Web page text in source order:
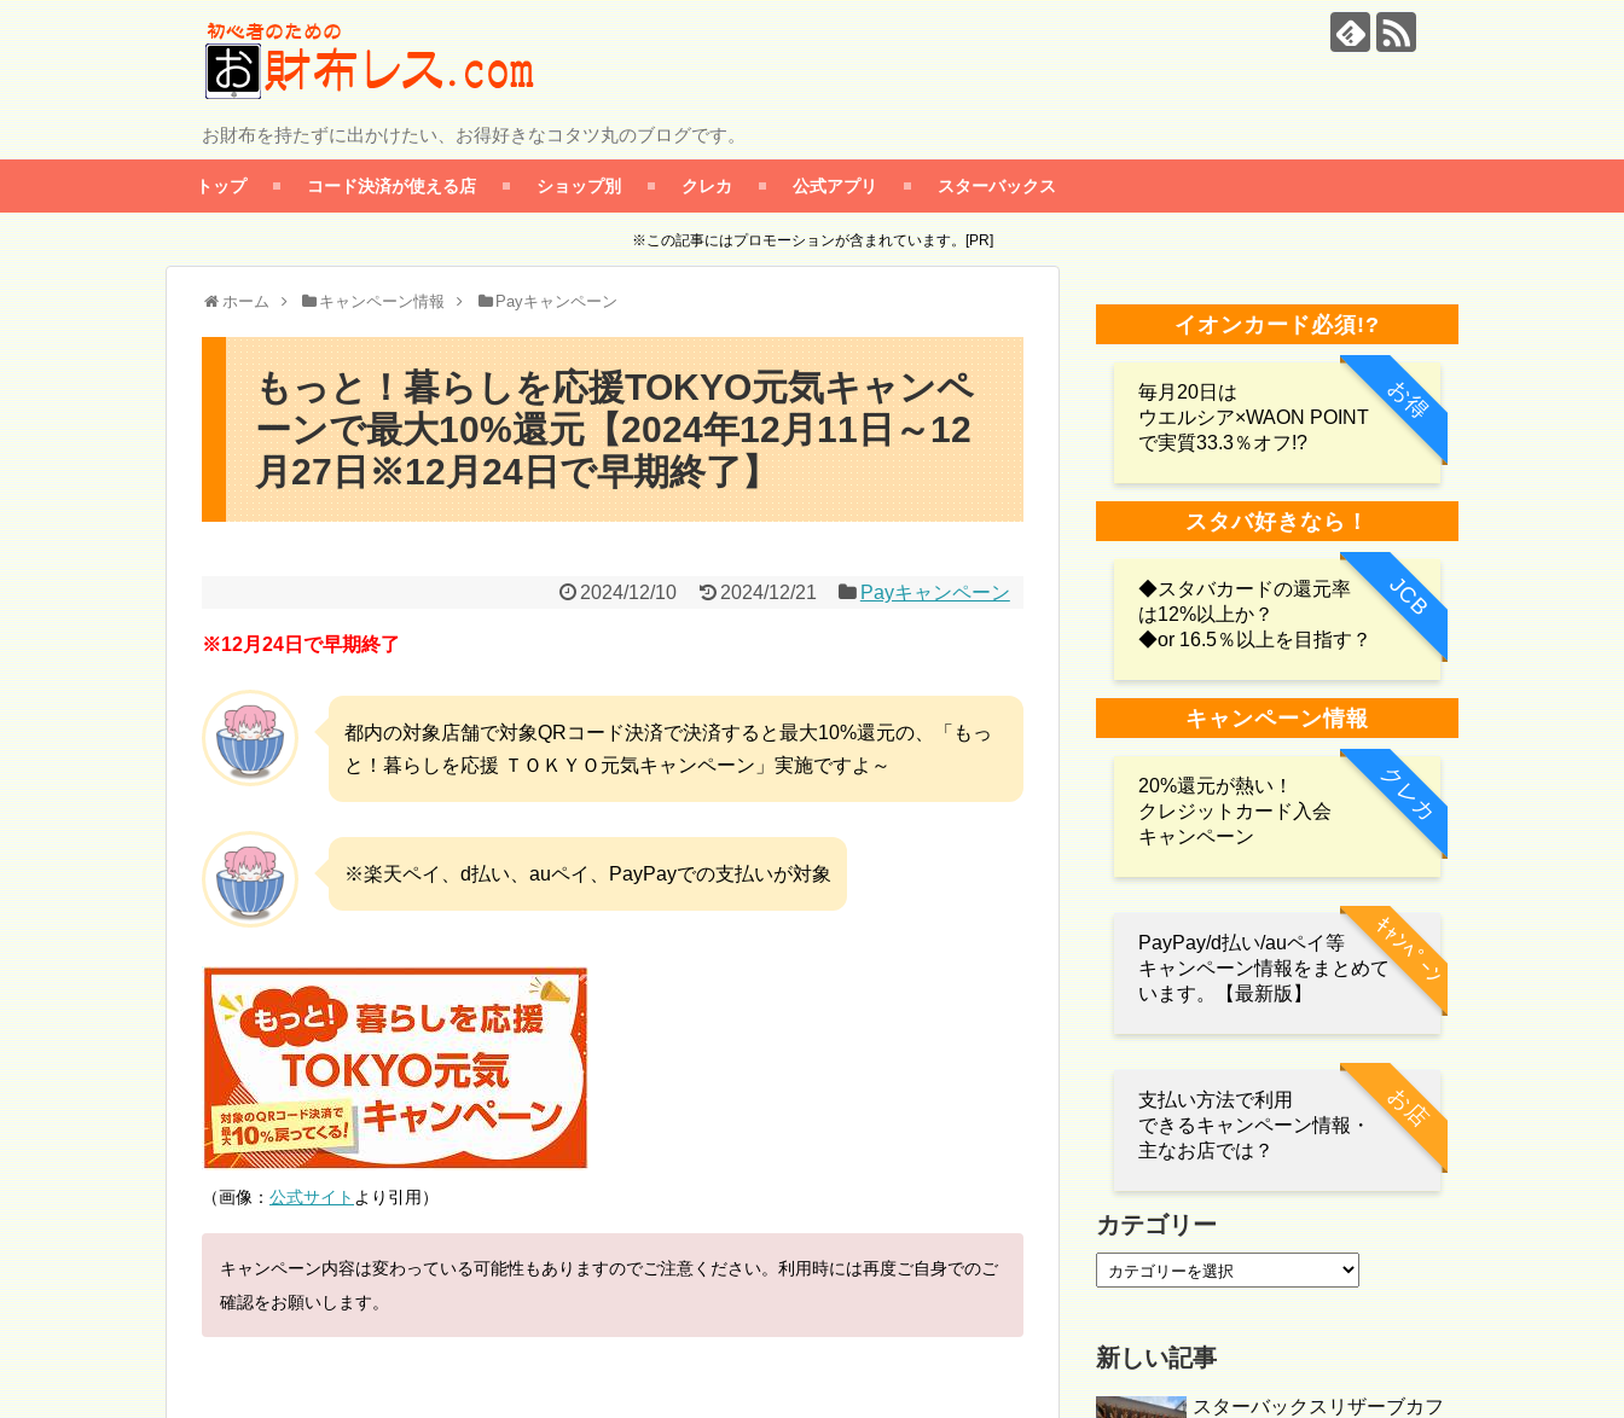
お財布を持たずに出かけたい、お得好きなコタツ丸のブログです。
トップ コード決済が使える店 ショップ別 クレカ 公式アプリ スターバックス
※この記事にはプロモーションが含まれています。[PR]
ホーム キャンペーン情報 Payキャンペーン
もっと！暮らしを応援TOKYO元気キャンペ
ーンで最大10%還元【2024年12月11日～12
月27日※12月24日で早期終了】
2024/12/10 2024/12/21 Payキャンペーン
※12月24日で早期終了
都内の対象店舗で対象QRコード決済で決済すると最大10%還元の、「もっ
と！暮らしを応援 ＴＯＫＹＯ元気キャンペーン」実施ですよ～
※楽天ペイ、d払い、auペイ、PayPayでの支払いが対象
（画像： 公式サイト より引用）
キャンペーン内容は変わっている可能性もありますのでご注意ください。利用時には再度ご自身でのご
確認をお願いします。
イオンカード必須!?
お得
毎月20日は
ウエルシア×WAON POINT
で実質33.3％オフ!?
スタバ好きなら！
JCB
◆スタバカードの還元率
は12%以上か？
◆or 16.5％以上を目指す？
キャンペーン情報
クレカ
20%還元が熱い！
クレジットカード入会
キャンペーン
ｷｬﾝﾍﾟｰﾝ
PayPay/d払い/auペイ等
キャンペーン情報をまとめて
います。【最新版】
お店
支払い方法で利用
できるキャンペーン情報・
主なお店では？
カテゴリー
新しい記事
スターバックスリザーブカフ